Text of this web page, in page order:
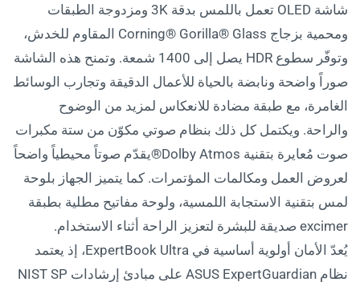
شاشة OLED تعمل باللمس بدقة 3K ومزدوجة الطبقات
ومحمية بزجاج Corning®️ Gorilla®️ Glass المقاوم للخدش،
وتوفّر سطوع HDR يصل إلى 1400 شمعة. وتمنح هذه الشاشة
صوراً واضحة ونابضة بالحياة للأعمال الدقيقة وتجارب الوسائط
الغامرة، مع طبقة مضادة للانعكاس لمزيد من الوضوح
والراحة. ويكتمل كل ذلك بنظام صوتي مكوّن من ستة مكبرات
صوت مُعايرة بتقنية Dolby Atmos®️يقدّم صوتاً محيطياً واضحاً
لعروض العمل ومكالمات المؤتمرات. كما يتميز الجهاز بلوحة
لمس بتقنية الاستجابة اللمسية، ولوحة مفاتيح مطلية بطبقة
excimer صديقة للبشرة لتعزيز الراحة أثناء الاستخدام.
يُعدّ الأمان أولوية أساسية في ExpertBook Ultra، إذ يعتمد
نظام ASUS ExpertGuardian على مبادئ إرشادات NIST SP